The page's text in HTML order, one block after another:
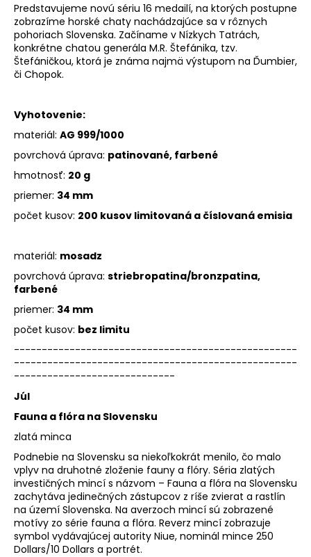
Predstavujeme novú sériu 16 medailí, na ktorých postupne
zobrazíme horské chaty nachádzajúce sa v rôznych
pohoriach Slovenska. Začíname v Nízkych Tatrách,
konkrétne chatou generála M.R. Štefánika, tzv.
Štefáničkou, ktorá je známa najmä výstupom na Ďumbier,
či Chopok.
Vyhotovenie:
materiál: AG 999/1000
povrchová úprava: patinované, farbené
hmotnosť: 20 g
priemer: 34 mm
počet kusov: 200 kusov limitovaná a číslovaná emisia
materiál: mosadz
povrchová úprava: striebropatina/bronzpatina,
farbené
priemer: 34 mm
počet kusov: bez limitu
---------------------------------------------------
---------------------------------------------------
-----------------------------
Júl
Fauna a flóra na Slovensku
zlatá minca
Podnebie na Slovensku sa niekoľkokrát menilo, čo malo
vplyv na druhotné zloženie fauny a flóry. Séria zlatých
investičných mincí s názvom – Fauna a flóra na Slovensku
zachytáva jedinečných zástupcov z ríše zvierat a rastlín
na území Slovenska. Na averzoch mincí sú zobrazené
motívy zo série fauna a flóra. Reverz mincí zobrazuje
symbol vydávajúcej autority Niue, nominál mince 250
Dollars/10 Dollars a portrét.